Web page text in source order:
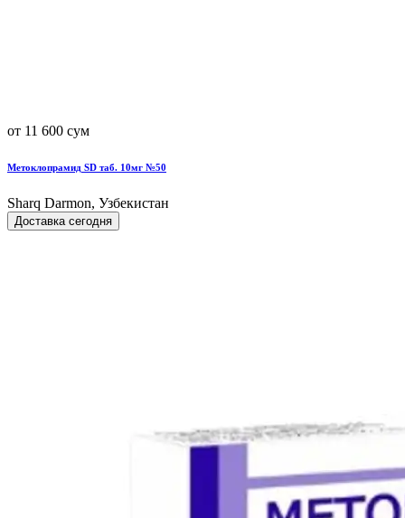
от 11 600 сум
Метоклопрамид SD таб. 10мг №50
Sharq Darmon, Узбекистан
Доставка сегодня